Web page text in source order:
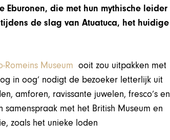
Eburonen, die met hun mythische leider
de slag van Atuatuca, het huidige
Romeins Museum ooit zou uitpakken met
in oog’ nodigt de bezoeker letterlijk uit
amforen, ravissante juwelen, fresco’s en
met het British Museum en
zoals het unieke loden